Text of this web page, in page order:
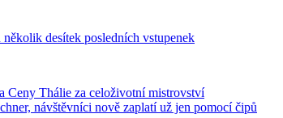
desítek posledních vstupenek
Ceny Thálie za celoživotní mistrovství
návštěvníci nově zaplatí už jen pomocí čipů